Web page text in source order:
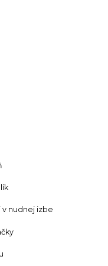
v nudnej izbe